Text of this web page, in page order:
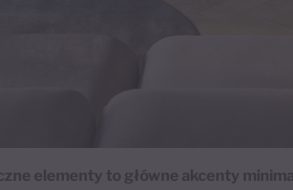
elementy to główne akcenty